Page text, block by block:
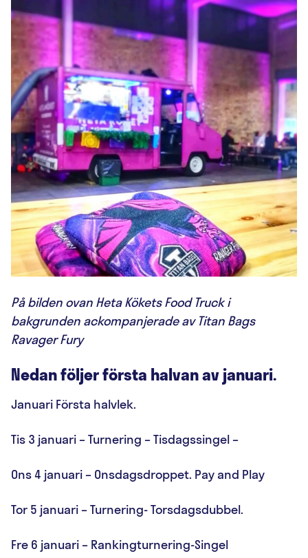
På bilden ovan Heta Kökets Food Truck i
bakgrunden ackompanjerade av Titan Bags
Ravager Fury
Nedan följer första halvan av januari.
Januari Första halvlek.
Tis 3 januari – Turnering – Tisdagssingel –
Ons 4 januari – Onsdagsdroppet. Pay and Play
Tor 5 januari – Turnering- Torsdagsdubbel.
Fre 6 januari – Rankingturnering-Singel